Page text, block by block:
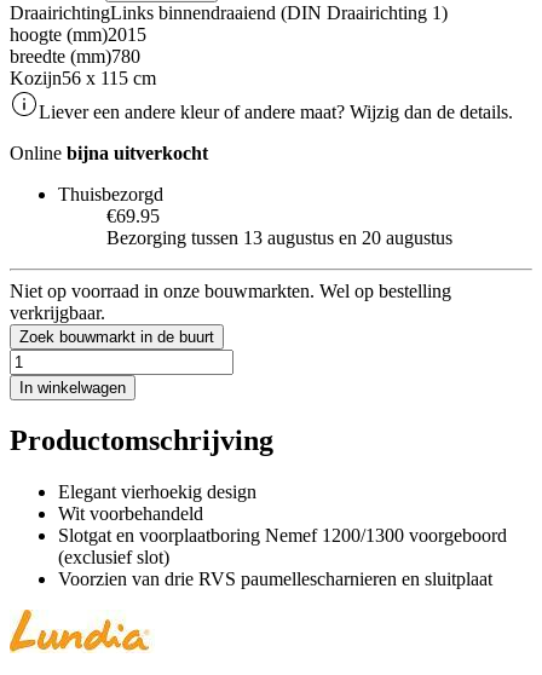
DraairichtingLinks binnendraaiend (DIN Draairichting 1)
hoogte (mm)2015
breedte (mm)780
Kozijn56 x 115 cm
Liever een andere kleur of andere maat? Wijzig dan de details.
Online bijna uitverkocht
Thuisbezorgd
€69.95
Bezorging tussen 13 augustus en 20 augustus
Niet op voorraad in onze bouwmarkten. Wel op bestelling
verkrijgbaar.
Zoek bouwmarkt in de buurt
In winkelwagen
Productomschrijving
Elegant vierhoekig design
Wit voorbehandeld
Slotgat en voorplaatboring Nemef 1200/1300 voorgeboord
(exclusief slot)
Voorzien van drie RVS paumellescharnieren en sluitplaat